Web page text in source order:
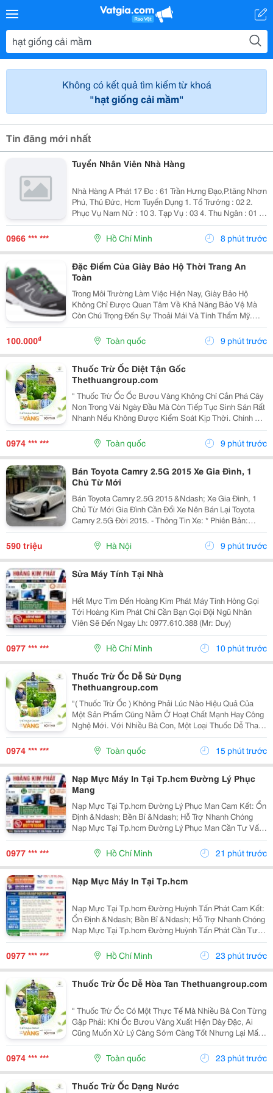
Không có kết quả tìm kiếm từ khoá
"hạt giống cải mầm"
Tin đăng mới nhất
Tuyển Nhân Viên Nhà Hàng
Nhà Hàng A Phát 17 Đc : 61 Trần Hưng Đạo,P.tăng Nhơn
Phú, Thủ Đức, Hcm Tuyển Dụng 1. Tổ Trưởng : 02 2.
Phục Vụ Nam Nữ : 10 3. Tạp Vụ : 03 4. Thu Ngân : 01 5.
Tiếp Thực : 02 6. Tả Hổ : 02 Mức Lương + Phụ Cấp :
Thoả Thuận Khi Phỏng...
0966 *** *** Hồ Chí Minh 8 phút trước
Đặc Điểm Của Giày Bảo Hộ Thời Trang An
Toàn
Trong Môi Trường Làm Việc Hiện Nay, Giày Bảo Hộ
Không Chỉ Được Quan Tâm Về Khả Năng Bảo Vệ Mà
Còn Chú Trọng Đến Sự Thoải Mái Và Tính Thẩm Mỹ.
Chính Vì Vậy, Giày Bảo Hộ Thời Trang An Toàn Đang Trở
Thành Lựa Chọn Được Nhiều Người Lao Động, Kỹ Sư
100.000₫ Toàn quốc 9 phút trước
Thuốc Trừ Ốc Diệt Tận Gốc
Thethuangroup.com
" Thuốc Trừ Ốc Ốc Bươu Vàng Không Chỉ Cắn Phá Cây
Non Trong Vài Ngày Đầu Mà Còn Tiếp Tục Sinh Sản Rất
Nhanh Nếu Không Được Kiểm Soát Kịp Thời. Chính Vì
Vậy, Khi Tìm Kiếm Giải Pháp Phòng Trừ, Nhiều Bà Con
Thường Đặt Ra Một Mong Muốn Rất Rõ Ràng: Xử Lý...
0974 *** *** Toàn quốc 9 phút trước
Bán Toyota Camry 2.5G 2015 Xe Gia Đình, 1
Chủ Từ Mới
Bán Toyota Camry 2.5G 2015 &Ndash; Xe Gia Đình, 1
Chủ Từ Mới Gia Đình Cần Đổi Xe Nên Bán Lại Toyota
Camry 2.5G Đời 2015. - Thông Tin Xe: * Phiên Bản:
Toyota Camry 2.5G * Năm Sản Xuất: 2015 * Odo: 11 Vạn
Km * Xe 1 Chủ Từ Đầu * Xuất Hóa Đơn Công...
590 triệu Hà Nội 9 phút trước
Sửa Máy Tính Tại Nhà
Hết Mực Tìm Đến Hoàng Kim Phát Máy Tính Hỏng Gọi
Tới Hoàng Kim Phát Chỉ Cần Bạn Gọi Đội Ngũ Nhân
Viên Sẽ Đến Ngay Lh: 0977.610.388 (Mr: Duy)
0977 *** *** Hồ Chí Minh 10 phút trước
Thuốc Trừ Ốc Dễ Sử Dụng
Thethuangroup.com
"( Thuốc Trừ Ốc ) Không Phải Lúc Nào Hiệu Quả Của
Một Sản Phẩm Cũng Nằm Ở Hoạt Chất Mạnh Hay Công
Nghệ Mới. Với Nhiều Bà Con, Một Loại Thuốc Dễ Thao
Tác, Dễ Áp Dụng Và Không Mất Quá Nhiều Thời Gian
Chuẩn Bị Lại Là Yếu Tố Tạo Nên Sự Khác Biệt Trong...
0974 *** *** Toàn quốc 15 phút trước
Nạp Mực Máy In Tại Tp.hcm Đường Lý Phục
Mang
Nạp Mực Tại Tp.hcm Đường Lý Phục Man Cam Kết: Ổn
Định &Ndash; Bền Bỉ &Ndash; Hỗ Trợ Nhanh Chóng
Nạp Mực Tại Tp.hcm Đường Lý Phục Man Cần Tư Vấn
&Amp; Báo Giá Liên Hệ Ngay: Nạp Mực Tại Tp.hcm
Đường Lý Phục Man 0977 610 388 &Ndash; Mr. Duy
Nạp Mực Tại...
0977 *** *** Hồ Chí Minh 21 phút trước
Nạp Mực Máy In Tại Tp.hcm
Nạp Mực Tại Tp.hcm Đường Huỳnh Tấn Phát Cam Kết:
Ổn Định &Ndash; Bền Bỉ &Ndash; Hỗ Trợ Nhanh Chóng
Nạp Mực Tại Tp.hcm Đường Huỳnh Tấn Phát Cần Tư
Vấn &Amp; Báo Giá Liên Hệ Ngay: Nạp Mực Tại
Tp.hcm Đường Huỳnh Tấn Phát 0977 610 388 &Ndash;
Mr. Duy Nạp...
0977 *** *** Hồ Chí Minh 23 phút trước
Thuốc Trừ Ốc Dễ Hòa Tan Thethuangroup.com
" Thuốc Trừ Ốc Có Một Thực Tế Mà Nhiều Bà Con Từng
Gặp Phải: Khi Ốc Bươu Vàng Xuất Hiện Dày Đặc, Ai
Cũng Muốn Xử Lý Càng Sớm Càng Tốt Nhưng Lại Mất
Khá Nhiều Thời Gian Ở Khâu Chuẩn Bị Thuốc. Chỉ Một
Công Đoạn Nhỏ Bị Kéo Dài Cũng Có Thể Khiến Việc...
0974 *** *** Toàn quốc 23 phút trước
Thuốc Trừ Ốc Dạng Nước